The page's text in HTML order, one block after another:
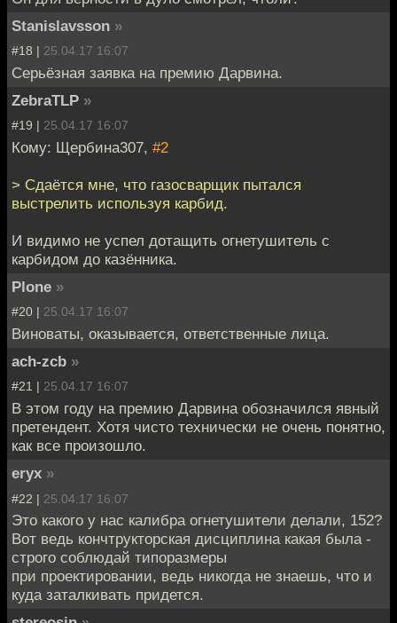
Stanislavsson »
#18 | 25.04.17 16:07
Серьёзная заявка на премию Дарвина.
ZebraTLP »
#19 | 25.04.17 16:07
Кому: Щербина307, #2
> Сдаётся мне, что газосварщик пытался
выстрелить используя карбид.
И видимо не успел дотащить огнетушитель с
карбидом до казённика.
Plone »
#20 | 25.04.17 16:07
Виноваты, оказывается, ответственные лица.
ach-zcb »
#21 | 25.04.17 16:07
В этом году на премию Дарвина обозначился явный
претендент. Хотя чисто технически не очень понятно,
как все произошло.
eryx »
#22 | 25.04.17 16:07
Это какого у нас калибра огнетушители делали, 152?
Вот ведь кончтрукторская дисциплина какая была -
строго соблюдай типоразмеры
при проектировании, ведь никогда не знаешь, что и
куда заталкивать придется.